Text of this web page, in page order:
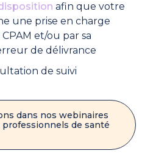
afin que votre
une prise en charge
et/ou par sa
de délivrance
de suivi
dans nos webinaires
de santé